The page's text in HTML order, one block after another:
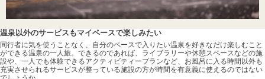
温泉以外のサービスもマイペースで楽しみたい
同行者に気を使うことなく、自分のペースで入りたい温泉を好きなだけ楽しむこと
ができる温泉の一人旅。できるのであれば、ライブラリーや休憩スペースなどの施
設や、一人でも体験できるアクティビティープランなど、お風呂に入る時間以外も
充実させられるサービスが整っている施設の方が時間を有意義に使えるのではない